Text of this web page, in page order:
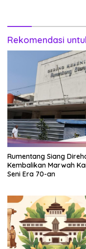
Rekomendasi
Rumentang Siang
Kembalikan Marwah
Seni Era 70-an